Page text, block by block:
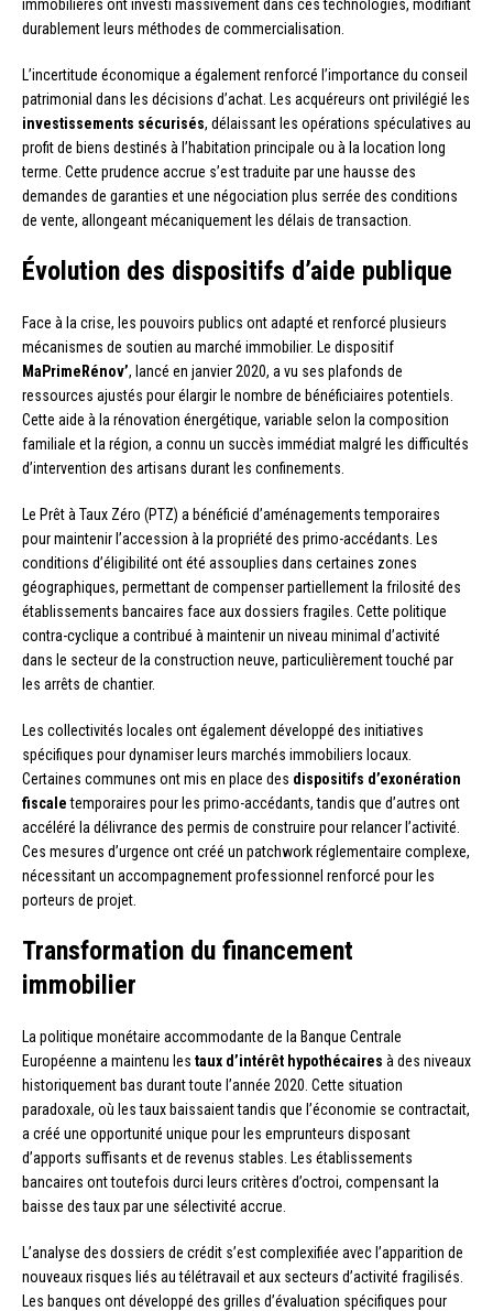
immobilières ont investi massivement dans ces technologies, modifiant
durablement leurs méthodes de commercialisation.
L’incertitude économique a également renforcé l’importance du conseil
patrimonial dans les décisions d’achat. Les acquéreurs ont privilégié les
investissements sécurisés, délaissant les opérations spéculatives au
profit de biens destinés à l’habitation principale ou à la location long
terme. Cette prudence accrue s’est traduite par une hausse des
demandes de garanties et une négociation plus serrée des conditions
de vente, allongeant mécaniquement les délais de transaction.
Évolution des dispositifs d’aide publique
Face à la crise, les pouvoirs publics ont adapté et renforcé plusieurs
mécanismes de soutien au marché immobilier. Le dispositif
MaPrimeRénov’, lancé en janvier 2020, a vu ses plafonds de
ressources ajustés pour élargir le nombre de bénéficiaires potentiels.
Cette aide à la rénovation énergétique, variable selon la composition
familiale et la région, a connu un succès immédiat malgré les difficultés
d’intervention des artisans durant les confinements.
Le Prêt à Taux Zéro (PTZ) a bénéficié d’aménagements temporaires
pour maintenir l’accession à la propriété des primo-accédants. Les
conditions d’éligibilité ont été assouplies dans certaines zones
géographiques, permettant de compenser partiellement la frilosité des
établissements bancaires face aux dossiers fragiles. Cette politique
contra-cyclique a contribué à maintenir un niveau minimal d’activité
dans le secteur de la construction neuve, particulièrement touché par
les arrêts de chantier.
Les collectivités locales ont également développé des initiatives
spécifiques pour dynamiser leurs marchés immobiliers locaux.
Certaines communes ont mis en place des dispositifs d’exonération
fiscaletemporaires pour les primo-accédants, tandis que d’autres ont
accéléré la délivrance des permis de construire pour relancer l’activité.
Ces mesures d’urgence ont créé un patchwork réglementaire complexe,
nécessitant un accompagnement professionnel renforcé pour les
porteurs de projet.
Transformation du financement
immobilier
La politique monétaire accommodante de la Banque Centrale
Européenne a maintenu les taux d’intérêt hypothécaires à des niveaux
historiquement bas durant toute l’année 2020. Cette situation
paradoxale, où les taux baissaient tandis que l’économie se contractait,
a créé une opportunité unique pour les emprunteurs disposant
d’apports suffisants et de revenus stables. Les établissements
bancaires ont toutefois durci leurs critères d’octroi, compensant la
baisse des taux par une sélectivité accrue.
L’analyse des dossiers de crédit s’est complexifiée avec l’apparition de
nouveaux risques liés au télétravail et aux secteurs d’activité fragilisés.
Les banques ont développé des grilles d’évaluation spécifiques pour